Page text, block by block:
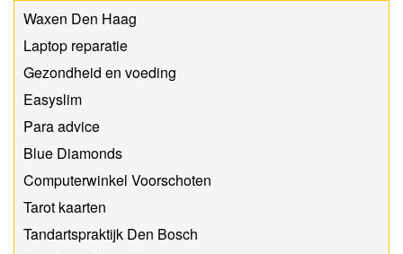
Waxen Den Haag
Laptop reparatie
Gezondheid en voeding
Easyslim
Para advice
Blue Diamonds
Computerwinkel Voorschoten
Tarot kaarten
Tandartspraktijk Den Bosch